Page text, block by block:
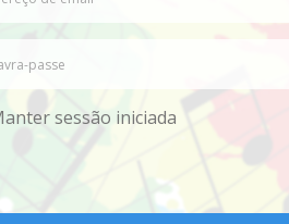
sessão iniciada